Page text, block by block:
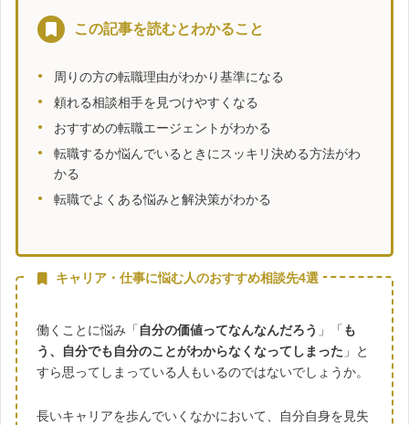
この記事を読むとわかること
周りの方の転職理由がわかり基準になる
頼れる相談相手を見つけやすくなる
おすすめの転職エージェントがわかる
転職するか悩んでいるときにスッキリ決める方法がわ
かる
転職でよくある悩みと解決策がわかる
キャリア・仕事に悩む人のおすすめ相談先4選
働くことに悩み「 自分の価値ってなんなんだろう 」「 も
う、自分でも自分のことがわからなくなってしまった 」と
すら思ってしまっている人もいるのではないでしょうか。
長いキャリアを歩んでいくなかにおいて、自分自身を見失